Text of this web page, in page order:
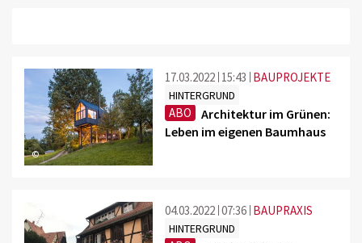
©
17.03.2022 15:43 BAUPROJEKTE
HINTERGRUND
ABO
Architektur im Grünen:
Leben im eigenen Baumhaus
04.03.2022 07:36 BAUPRAXIS
HINTERGRUND